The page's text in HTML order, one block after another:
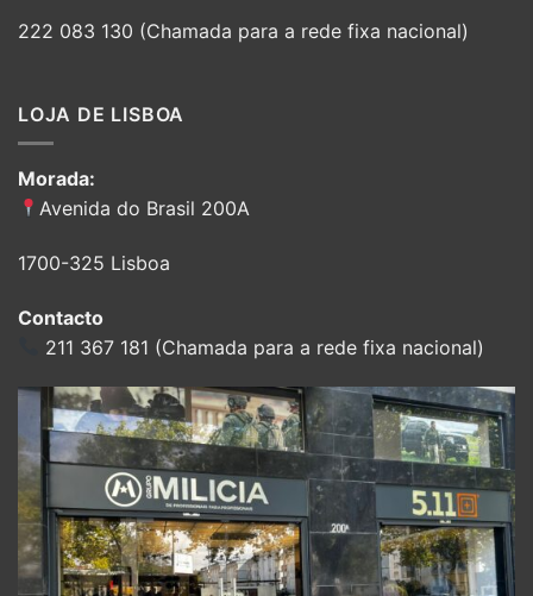
222 083 130 (Chamada para a rede fixa nacional)
LOJA DE LISBOA
Morada:
Avenida do Brasil 200A
1700-325 Lisboa
Contacto
211 367 181 (Chamada para a rede fixa nacional)